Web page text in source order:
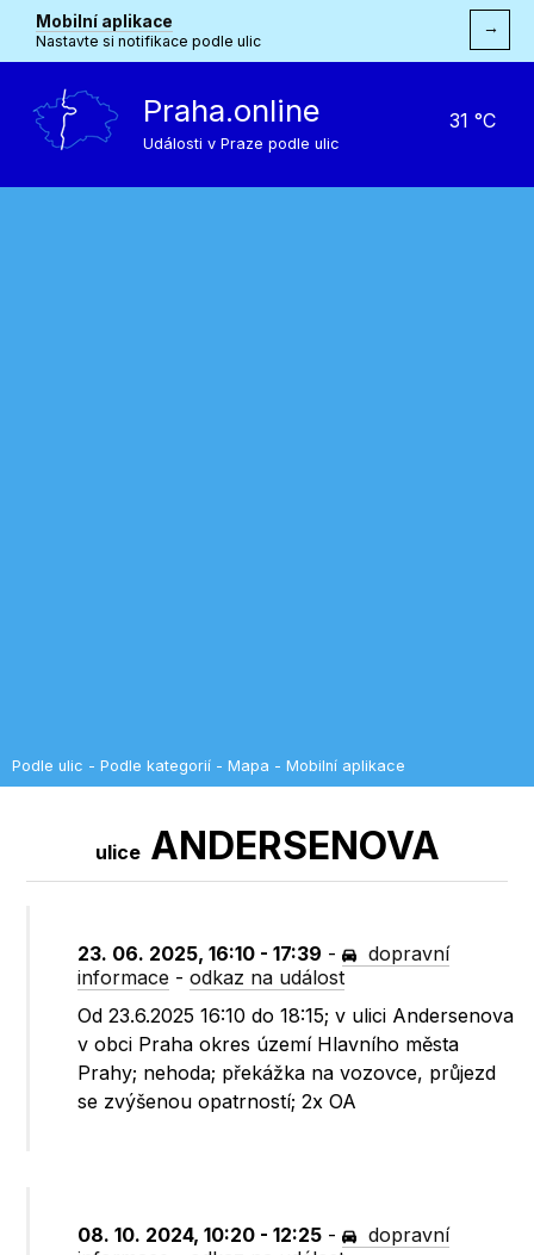
Mobilní aplikace
Nastavte si notifikace podle ulic
→
Praha.online
Události v Praze podle ulic
31 °C
Podle ulic - Podle kategorií - Mapa - Mobilní aplikace
uliceANDERSENOVA
23. 06. 2025, 16:10 - 17:39 -
dopravní
informace -odkaz na událost
Od 23.6.2025 16:10 do 18:15; v ulici Andersenova
v obci Praha okres území Hlavního města
Prahy; nehoda; překážka na vozovce, průjezd
se zvýšenou opatrností; 2x OA
08. 10. 2024, 10:20 - 12:25 -
dopravní